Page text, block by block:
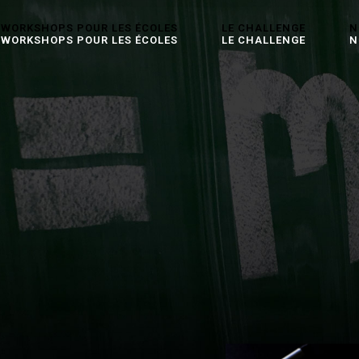
WORKSHOPS POUR LES ÉCOLES LE CHALLENGE
WORKSHOPS POUR LES ÉCOLES LE CHALLENGE